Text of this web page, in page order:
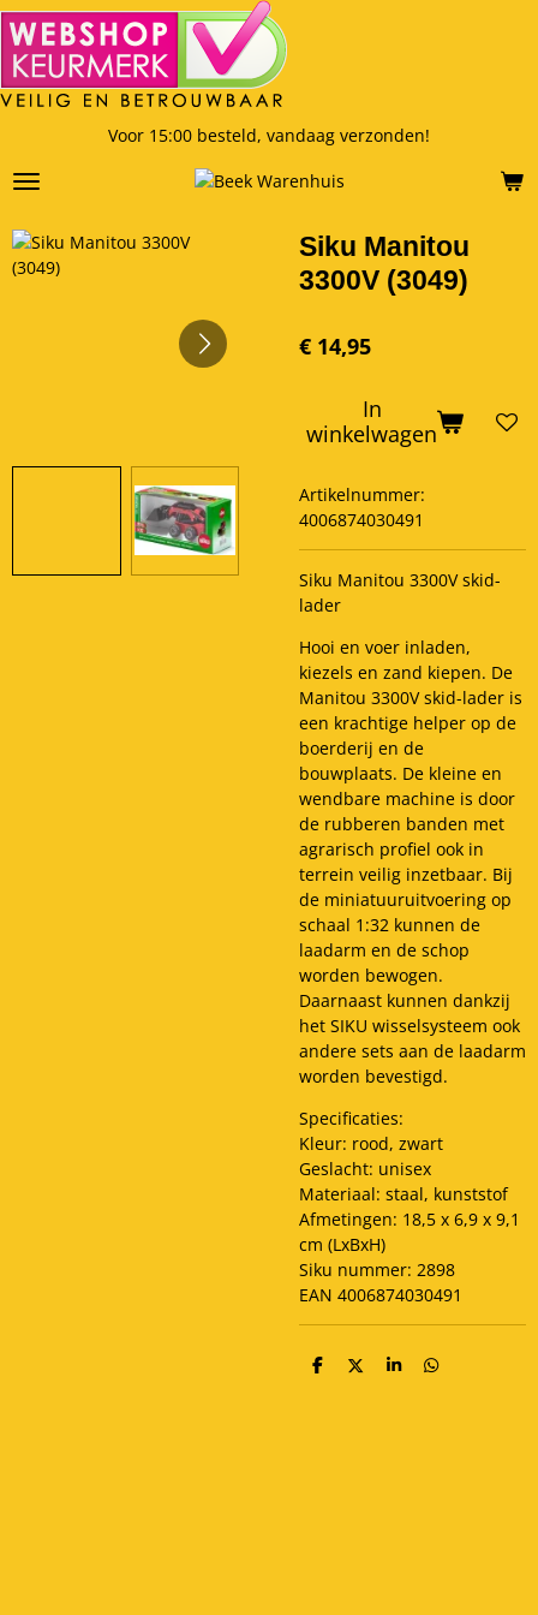
Ga
direct
naar
de
Voor 15:00 besteld, vandaag verzonden!
Siku Manitou
3300V (3049)
€ 14,95
In
winkelwagen
Artikelnummer:
4006874030491
Siku Manitou 3300V skid-
lader
Hooi en voer inladen,
kiezels en zand kiepen. De
Manitou 3300V skid-lader is
een krachtige helper op de
boerderij en de
bouwplaats. De kleine en
wendbare machine is door
de rubberen banden met
agrarisch profiel ook in
terrein veilig inzetbaar. Bij
de miniatuuruitvoering op
schaal 1:32 kunnen de
laadarm en de schop
worden bewogen.
Daarnaast kunnen dankzij
het SIKU wisselsysteem ook
andere sets aan de laadarm
worden bevestigd.
Specificaties:
Kleur: rood, zwart
Geslacht: unisex
Materiaal: staal, kunststof
Afmetingen: 18,5 x 6,9 x 9,1
cm (LxBxH)
Siku nummer: 2898
EAN 4006874030491
D
D
S
D